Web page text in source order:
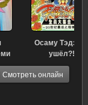
Смотреть онлайн
Осаму Тэдзука
ушёл?!
Последнее чудо
20-го века (2000)